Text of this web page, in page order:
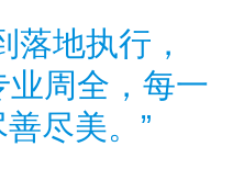
落地执行，
业周全，每一
尽美。